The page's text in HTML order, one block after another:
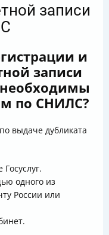
записи
и
записи
необходимы
по СНИЛС?
выдаче дубликата
одного из
России или